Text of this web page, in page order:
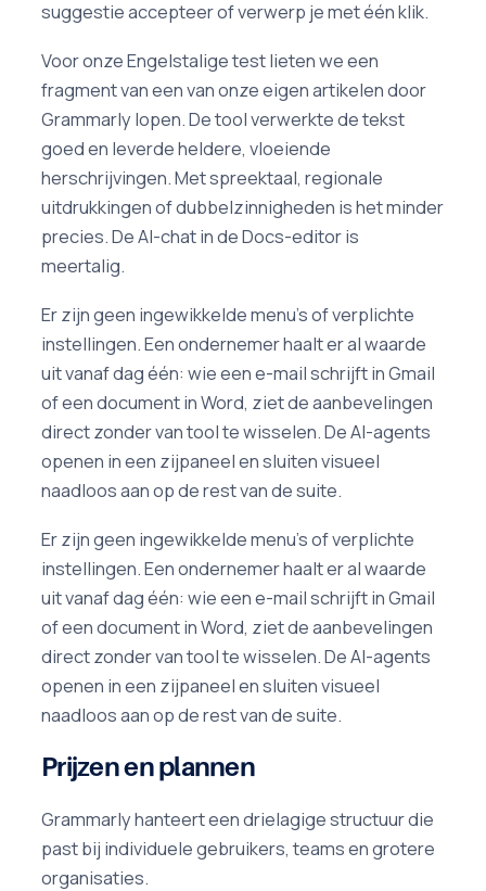
suggestie accepteer of verwerp je met één klik.
Voor onze Engelstalige test lieten we een
fragment van een van onze eigen artikelen door
Grammarly lopen. De tool verwerkte de tekst
goed en leverde heldere, vloeiende
herschrijvingen. Met spreektaal, regionale
uitdrukkingen of dubbelzinnigheden is het minder
precies. De AI-chat in de Docs-editor is
meertalig.
Er zijn geen ingewikkelde menu's of verplichte
instellingen. Een ondernemer haalt er al waarde
uit vanaf dag één: wie een e-mail schrijft in Gmail
of een document in Word, ziet de aanbevelingen
direct zonder van tool te wisselen. De AI-agents
openen in een zijpaneel en sluiten visueel
naadloos aan op de rest van de suite.
Er zijn geen ingewikkelde menu's of verplichte
instellingen. Een ondernemer haalt er al waarde
uit vanaf dag één: wie een e-mail schrijft in Gmail
of een document in Word, ziet de aanbevelingen
direct zonder van tool te wisselen. De AI-agents
openen in een zijpaneel en sluiten visueel
naadloos aan op de rest van de suite.
Prijzen en plannen
Grammarly hanteert een drielagige structuur die
past bij individuele gebruikers, teams en grotere
organisaties.